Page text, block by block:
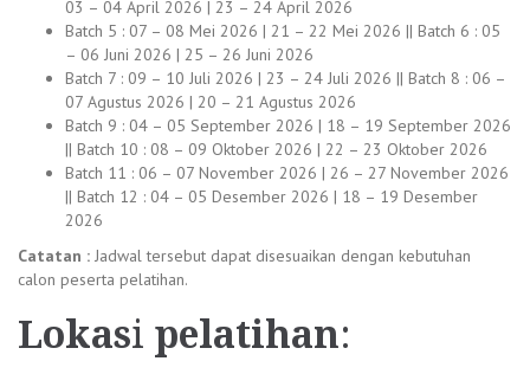
03 – 04 April 2026 | 23 – 24 April 2026
Batch 5 : 07 – 08 Mei 2026 | 21 – 22 Mei 2026 || Batch 6 : 05
– 06 Juni 2026 | 25 – 26 Juni 2026
Batch 7 : 09 – 10 Juli 2026 | 23 – 24 Juli 2026 || Batch 8 : 06 –
07 Agustus 2026 | 20 – 21 Agustus 2026
Batch 9 : 04 – 05 September 2026 | 18 – 19 September 2026
|| Batch 10 : 08 – 09 Oktober 2026 | 22 – 23 Oktober 2026
Batch 11 : 06 – 07 November 2026 | 26 – 27 November 2026
|| Batch 12 : 04 – 05 Desember 2026 | 18 – 19 Desember
2026
Catatan : Jadwal tersebut dapat disesuaikan dengan kebutuhan
calon peserta pelatihan.
Lokasi pelatihan: